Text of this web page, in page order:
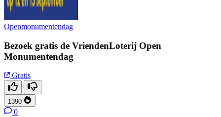
Openmonumentendag
Bezoek gratis de VriendenLoterij Open
Monumentendag
Gratis
1390
0